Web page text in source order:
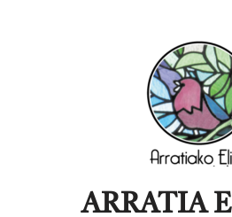
ARRATIA